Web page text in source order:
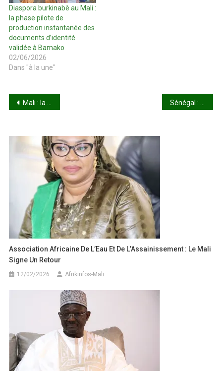
Diaspora burkinabè au Mali :
la phase pilote de
production instantanée des
documents d’identité
validée à Bamako
02/06/2026
Dans "à la une"
Navigation
l’article
Mali : la CPI examine les réparations dans l’affaire Al Hassan
Association Africaine De L’Eau Et De L’Assainissement : Le Mali
Signe Un Retour
12/02/2026 Afrikinfos-Mali